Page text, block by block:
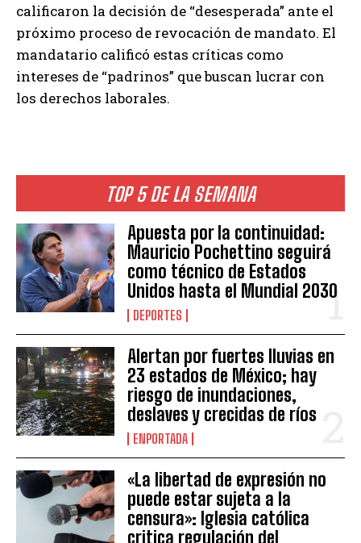
TOP 5 DE LA SEMANA
Apuesta por la continuidad:
Mauricio Pochettino seguirá
como técnico de Estados
Unidos hasta el Mundial 2030
DEPORTES
Alertan por fuertes lluvias en
23 estados de México; hay
riesgo de inundaciones,
deslaves y crecidas de ríos
ENPORTADA
«La libertad de expresión no
puede estar sujeta a la
censura»: Iglesia católica
critica regulación del
calificaron la decisión de “desesperada” ante el
próximo proceso de revocación de mandato. El
mandatario calificó estas críticas como
intereses de “padrinos” que buscan lucrar con
los derechos laborales.